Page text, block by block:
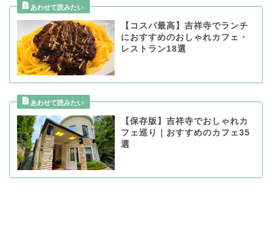
【コスパ最高】吉祥寺でランチ
におすすめのおしゃれカフェ・
レストラン18選
【保存版】吉祥寺でおしゃれカ
フェ巡り｜おすすめのカフェ35
選